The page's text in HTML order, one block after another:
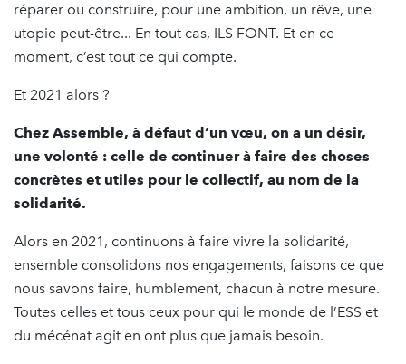
réparer ou construire, pour une ambition, un rêve, une
utopie peut-être... En tout cas, ILS FONT. Et en ce
moment, c’est tout ce qui compte.
Et 2021 alors ?
Chez Assemble, à défaut d’un vœu, on a un désir,
une volonté : celle de continuer à faire des choses
concrètes et utiles pour le collectif, au nom de la
solidarité.
Alors en 2021, continuons à faire vivre la solidarité,
ensemble consolidons nos engagements, faisons ce que
nous savons faire, humblement, chacun à notre mesure.
Toutes celles et tous ceux pour qui le monde de l’ESS et
du mécénat agit en ont plus que jamais besoin.